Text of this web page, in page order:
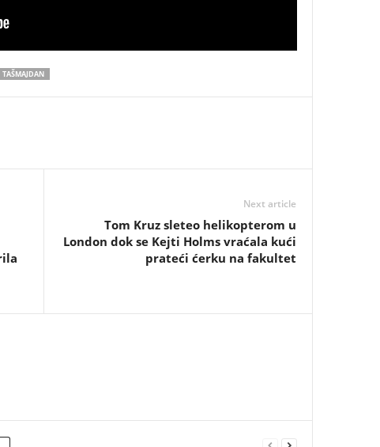
TAŠMAJDAN
Next article
Tom Kruz sleteo helikopterom u
London dok se Kejti Holms vraćala kući
prateći ćerku na fakultet